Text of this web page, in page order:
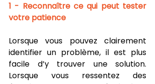
1 - Reconnaître ce qui peut tester
votre patience
Lorsque vous pouvez clairement
identifier un problème, il est plus
facile d’y trouver une solution.
Lorsque vous ressentez des